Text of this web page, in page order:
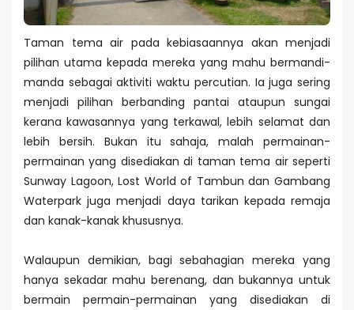
Taman tema air pada kebiasaannya akan menjadi
pilihan utama kepada mereka yang mahu bermandi-
manda sebagai aktiviti waktu percutian. Ia juga sering
menjadi pilihan berbanding pantai ataupun sungai
kerana kawasannya yang terkawal, lebih selamat dan
lebih bersih. Bukan itu sahaja, malah permainan-
permainan yang disediakan di taman tema air seperti
Sunway Lagoon, Lost World of Tambun dan Gambang
Waterpark juga menjadi daya tarikan kepada remaja
dan kanak-kanak khususnya.
Walaupun demikian, bagi sebahagian mereka yang
hanya sekadar mahu berenang, dan bukannya untuk
bermain permain-permainan yang disediakan di